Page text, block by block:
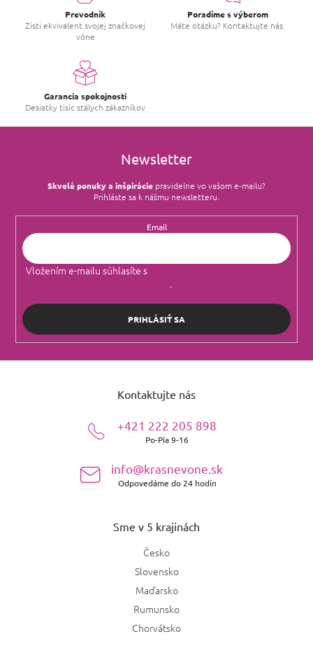
Prevodník
Zisti ekvivalent svojej značkovej
vône
Poradíme s výberom
Máte otázku? Kontaktujte nás.
Garancia spokojnosti
Desiatky tisíc stálych zákazníkov
Newsletter
Skvelé ponuky a inšpirácie pravidelne vo vašom e‑mailu?
Prihláste sa k nášmu newsletteru.
Email
Vložením e-mailu súhlasíte s
.
PRIHLÁSIŤ SA
Kontaktujte nás
+421 222 205 898
Po-Pia 9-16
info@krasnevone.sk
Odpovedáme do 24 hodín
Sme v 5 krajinách
Česko
Slovensko
Maďarsko
Rumunsko
Chorvátsko